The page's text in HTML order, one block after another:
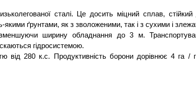
сталі. Це досить міцний сплав,
ґрунтами, як з зволоженими, так і з сухими і
ширину обладнання до 3 м.
гідросистемою.
від 280 к.с. Продуктивність борони дорівнює 4 га /